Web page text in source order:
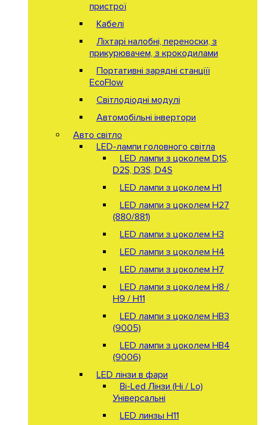
пристрої
Кабелі
Ліхтарі налобні, переноски, з
прикурювачем, з крокодилами
Портативні зарядні станціїї
EcoFlow
Світлодіодні модулі
Автомобільні інвертори
Авто світло
LED-лампи головного світла
LED лампи з цоколем D1S,
D2S, D3S, D4S
LED лампи з цоколем H1
LED лампи з цоколем H27
(880/881)
LED лампи з цоколем H3
LED лампи з цоколем H4
LED лампи з цоколем H7
LED лампи з цоколем H8 /
H9 / H11
LED лампи з цоколем HB3
(9005)
LED лампи з цоколем HB4
(9006)
LED лінзи в фари
Bi-Led Лінзи (Hi / Lo)
Універсальні
LED линзы H11